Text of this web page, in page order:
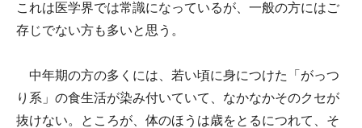
これは医学界では常識になっているが、一般の方にはご
存じでない方も多いと思う。
中年期の方の多くには、若い頃に身につけた「がっつ
り系」の食生活が染み付いていて、なかなかそのクセが
抜けない。ところが、体のほうは歳をとるにつれて、そ